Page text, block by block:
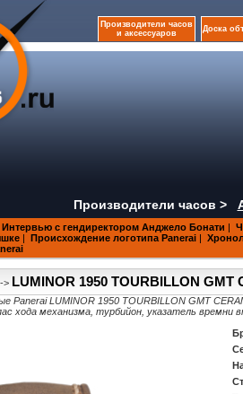
Производители часов
и аксессуаров
Доска
Производители часов >
Интервью с гендиректором Анджело Бонати |
| Происхождение логотипа Panerai |
-> LUMINOR 1950 TOURBILLON GMT
Panerai LUMINOR 1950 TOURBILLON GMT
хода механизма, турбийон, указатель времни